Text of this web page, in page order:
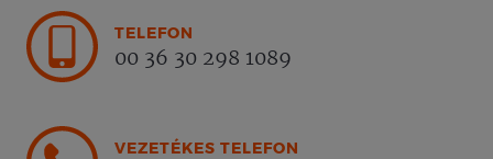
TELEFON
00 36 30 298 1089
VEZETÉKES TELEFON